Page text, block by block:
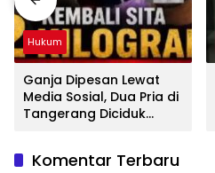
Hukum
Ganja Dipesan Lewat
Media Sosial, Dua Pria di
Tangerang Diciduk
Komentar Terbaru